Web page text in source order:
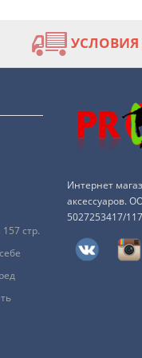
УСЛОВИЯ
стр.
Интернет
аксессуаров.
5027253417/